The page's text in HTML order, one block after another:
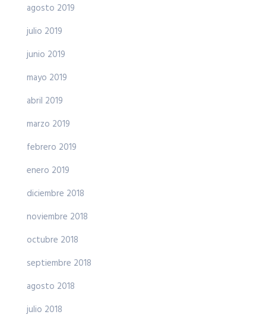
agosto 2019
julio 2019
junio 2019
mayo 2019
abril 2019
marzo 2019
febrero 2019
enero 2019
diciembre 2018
noviembre 2018
octubre 2018
septiembre 2018
agosto 2018
julio 2018